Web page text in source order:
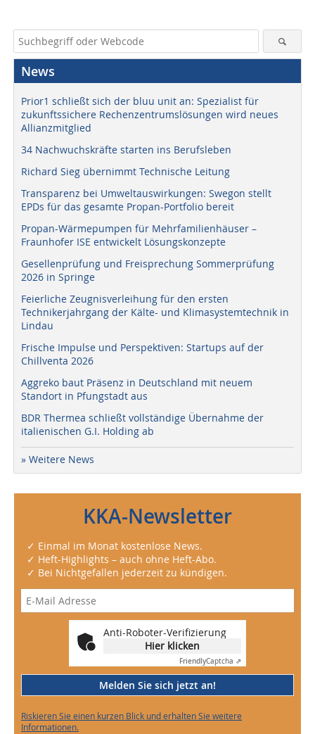
News
Prior1 schließt sich der bluu unit an: Spezialist für
zukunftssichere Rechenzentrumslösungen wird neues
Allianzmitglied
34 Nachwuchskräfte starten ins Berufsleben
Richard Sieg übernimmt Technische Leitung
Transparenz bei Umweltauswirkungen: Swegon stellt
EPDs für das gesamte Propan-Portfolio bereit
Propan-Wärmepumpen für Mehrfamilienhäuser –
Fraunhofer ISE entwickelt Lösungskonzepte
Gesellenprüfung und Freisprechung Sommerprüfung
2026 in Springe
Feierliche Zeugnisverleihung für den ersten
Technikerjahrgang der Kälte- und Klimasystemtechnik in
Lindau
Frische Impulse und Perspektiven: Startups auf der
Chillventa 2026
Aggreko baut Präsenz in Deutschland mit neuem
Standort in Pfungstadt aus
BDR Thermea schließt vollständige Übernahme der
italienischen G.I. Holding ab
» Weitere News
KKA-Newsletter
✓ Einmal im Monat kostenlose News.
✓ Heft-Highlights – auch ohne Heft-Abo.
✓ Bei Nichtgefallen jederzeit zu kündigen.
Anti-Roboter-Verifizierung
Hier klicken
FriendlyCaptcha ⇗
Melden Sie sich jetzt an!
Riskieren Sie einen kurzen Blick und erhalten Sie weitere
Informationen.